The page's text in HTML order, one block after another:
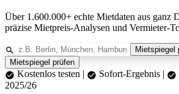
Über 1.600.000+ echte Mietdaten aus ganz
präzise Mietpreis-Analysen und Vermieter-
Mietspiegel
Mietspiegel prüfen
Kostenlos testen | Sofort-Ergebnis |
2025/26